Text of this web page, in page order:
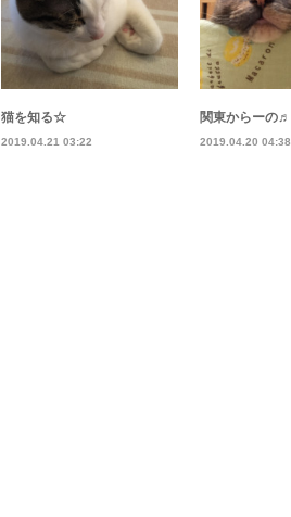
猫を知る☆
2019.04.21 03:22
関東からーの♬
2019.04.20 04:38